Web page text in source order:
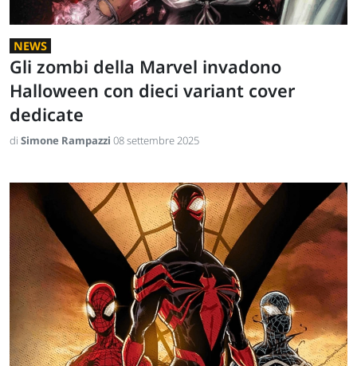
NEWS
Gli zombi della Marvel invadono
Halloween con dieci variant cover
dedicate
di Simone Rampazzi 08 settembre 2025